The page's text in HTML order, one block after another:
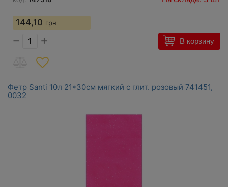
144,10 грн
− + В корзину
Фетр Santi 10л 21*30см мягкий с глит. розовый 741451,
0032